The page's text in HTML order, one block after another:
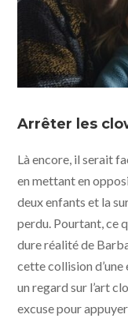
Pyramide
Arrêter les
Là encore, il serait
en mettant en
deux enfants et la
perdu. Pourtant, ce
dure réalité de
cette collision
un regard sur l’art
excuse pour